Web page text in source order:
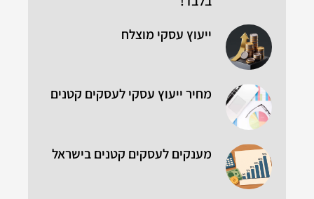
ייעוץ עסקי מוצלח
מחיר ייעוץ עסקי לעסקים קטנים
מענקים לעסקים קטנים בישראל